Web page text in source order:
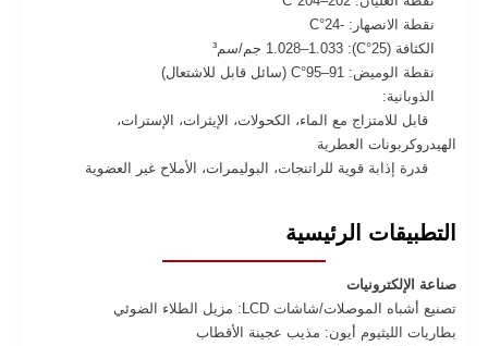
نقطة الانصهار: -24°C
الكثافة (25°C): 1.028–1.033 جم/سم³
نقطة الوميض: 91–95°C (سائل قابل للاشتعال)
الذوبانية:
قابل للامتزاج مع الماء، الكحولات، الإيثرات، الإسترات،
الهيدروكربونات العطرية
قدرة إذابة قوية للراتنجات، البوليمرات، الأملاح غير العضوية
التطبيقات الرئيسية
صناعة الإلكترونيات
تصنيع أشباه الموصلات/شاشات LCD: مزيل الطلاء الضوئي
بطاريات الليثيوم أيون: مذيب عجينة الأقطاب